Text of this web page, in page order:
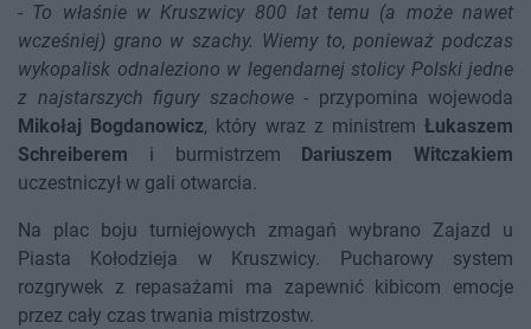
- To właśnie w Kruszwicy 800 lat temu (a może nawet
wcześniej) grano w szachy. Wiemy to, ponieważ podczas
wykopalisk odnaleziono w legendarnej stolicy Polski jedne
z najstarszych figury szachowe- przypomina wojewoda
Mikołaj Bogdanowicz, który wraz z ministrem Łukaszem
Schreiberem i burmistrzem
Dariuszem Witczakiem
uczestniczył w gali otwarcia.
Na plac boju turniejowych zmagań wybrano Zajazd u
Piasta Kołodzieja w Kruszwicy. Pucharowy system
rozgrywek z repasażami ma zapewnić kibicom emocje
przez cały czas trwania mistrzostw.